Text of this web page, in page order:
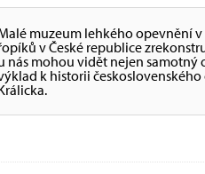
muzeum lehkého opevnění
v České republice
nás mohou vidět nejen
k historii